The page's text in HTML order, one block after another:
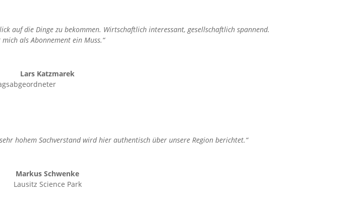
auf die Dinge zu bekommen. Wirtschaftlich interessant, gesellschaftlich spannend.
mich als Abonnement ein Muss.“
Lars Katzmarek
hohem Sachverstand wird hier authentisch über unsere Region berichtet.“
Markus Schwenke
Lausitz Science Park